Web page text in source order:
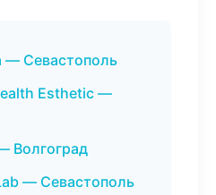
— Севастополь
Esthetic —
Волгоград
— Севастополь